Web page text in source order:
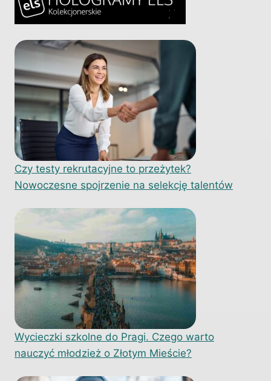
Czy testy rekrutacyjne to przeżytek?
Nowoczesne spojrzenie na selekcję talentów
Wycieczki szkolne do Pragi. Czego warto
nauczyć młodzież o Złotym Mieście?